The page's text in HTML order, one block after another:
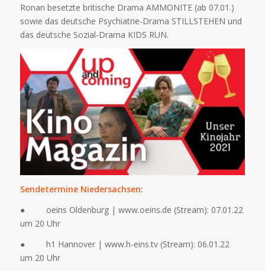
Ronan besetzte britische Drama AMMONITE (ab 07.01.)
sowie das deutsche Psychiatrie-Drama STILLSTEHEN und
das deutsche Sozial-Drama KIDS RUN.
Sendetermine Niedersachsen:
● oeins Oldenburg | www.oeins.de (Stream): 07.01.22
um 20 Uhr
● h1 Hannover | www.h-eins.tv (Stream): 06.01.22
um 20 Uhr